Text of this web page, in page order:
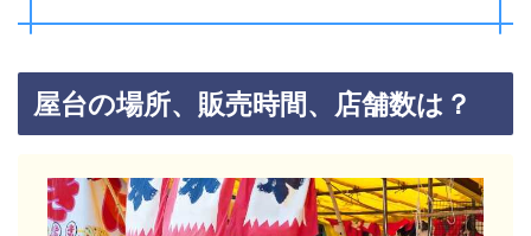
屋台の場所、販売時間、店舗数は？